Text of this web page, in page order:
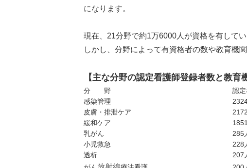
になります。
現在、21分野で約1万6000人が資格を有してい
しかし、分野によって有資格者の数や教育機
【主な分野の認定看護師登録者数と教育
分 野 認
感染管理
皮膚・排泄ケア
緩和ケア
乳がん
285
小児救急
228
透析
207